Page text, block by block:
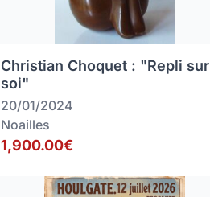
Christian Choquet : "Repli sur
soi"
20/01/2024
Noailles
1,900.00€